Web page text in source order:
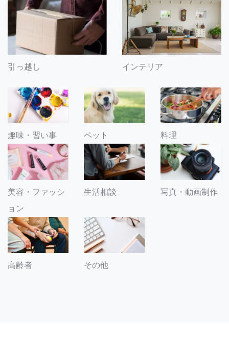
引っ越し インテリア
趣味・習い事 ペット 料理
美容・ファッシ
ョン
生活相談 写真・動画制作
高齢者 その他